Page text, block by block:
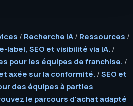
/ Recherche IA / Ressources /
label, SEO et visibilité via IA. /
pour les équipes de franchise. /
axée sur la conformité. / SEO et
des équipes à parties
le parcours d'achat adapté